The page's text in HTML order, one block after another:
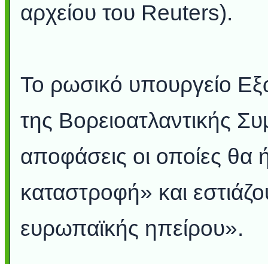
αρχείου του Reuters).
Το ρωσικό υπουργείο
της Βορειοατλαντικής
αποφάσεις οι οποίες
καταστροφή» και
ευρωπαϊκής ηπείρου».